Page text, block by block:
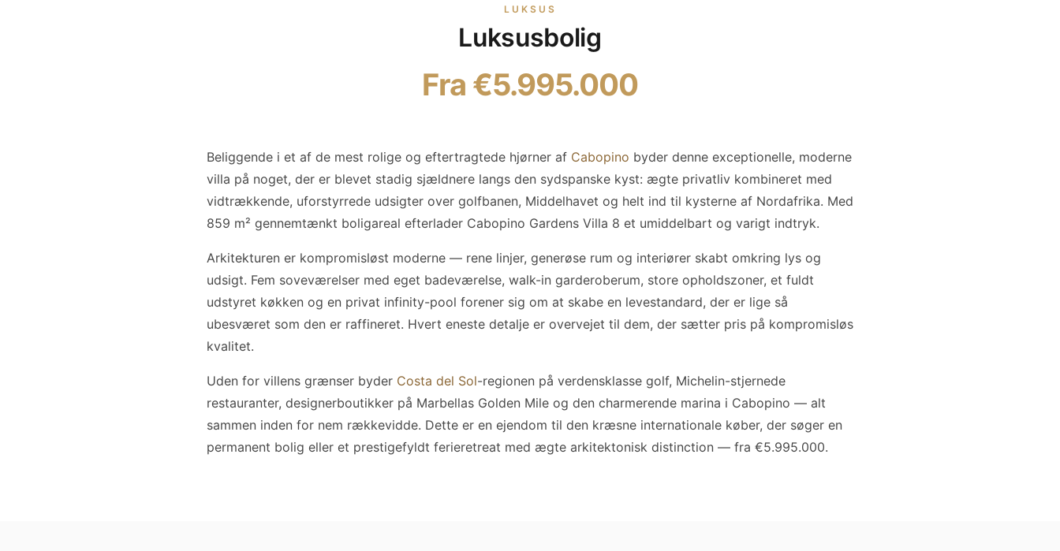
LUKSUS
Luksusbolig
Fra €5.995.000
Beliggende i et af de mest rolige og eftertragtede hjørner af Cabopino byder denne exceptionelle, moderne
villa på noget, der er blevet stadig sjældnere langs den sydspanske kyst: ægte privatliv kombineret med
vidtrækkende, uforstyrrede udsigter over golfbanen, Middelhavet og helt ind til kysterne af Nordafrika. Med
859 m² gennemtænkt boligareal efterlader Cabopino Gardens Villa 8 et umiddelbart og varigt indtryk.
Arkitekturen er kompromisløst moderne — rene linjer, generøse rum og interiører skabt omkring lys og
udsigt. Fem soveværelser med eget badeværelse, walk-in garderoberum, store opholdszoner, et fuldt
udstyret køkken og en privat infinity-pool forener sig om at skabe en levestandard, der er lige så
ubesværet som den er raffineret. Hvert eneste detalje er overvejet til dem, der sætter pris på kompromisløs
kvalitet.
Uden for villens grænser byder Costa del Sol-regionen på verdensklasse golf, Michelin-stjernede
restauranter, designerboutikker på Marbellas Golden Mile og den charmerende marina i Cabopino — alt
sammen inden for nem rækkevidde. Dette er en ejendom til den kræsne internationale køber, der søger en
permanent bolig eller et prestigefyldt ferieretreat med ægte arkitektonisk distinction — fra €5.995.000.